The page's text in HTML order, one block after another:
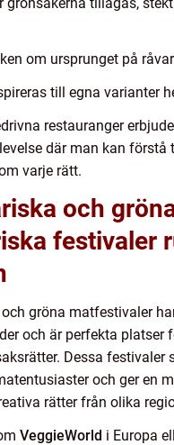
om ursprunget på
till egna varianter
restauranger
där man kan förstå
varje rätt.
och
festivaler
gröna matfestivaler
och är perfekta platser
Dessa festivaler
och ger en
rätter från olika
VeggieWorld i Europa